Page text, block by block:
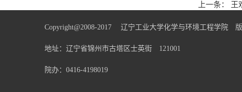
上一条： 王
Copyright@2008-2017 辽宁工业大学化学与环境工程学院
地址：辽宁省锦州市古塔区士英街 121001
院办：0416-4198019